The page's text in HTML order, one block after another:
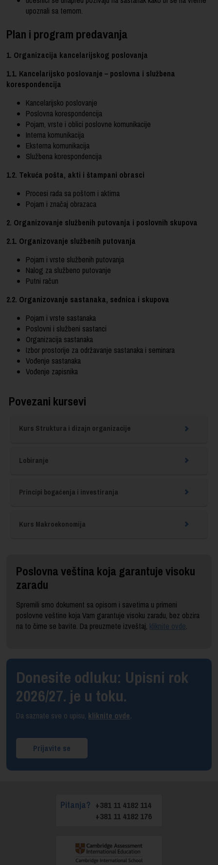
upoznali sa temom.
Plan i program predavanja
1. Organizacija kancelarijskog poslovanja
1.1. Kancelarijsko poslovanje – poslovna i službena
korespondencija
Kancelarijsko poslovanje
Poslovna korespondencija
Pojam, vrste i oblici poslovne komunikacije
Interna komunikacija
Eksterna komunikacija
Službena korespondencija
1.2. Tekuća pošta, akti i štampani obrasci
Procesi rada sa poštom i aktima
Pojam i značaj obrazaca
2. Organizovanje službenih putovanja i poslovnih skupova
2.1. Organizovanje službenih putovanja
Pojam i vrste službenih putovanja
Nalog za službeno putovanje
Putni račun
2.2. Organizovanje sastanaka, sednica i skupova
Pojam i vrste sastanaka
Poslovni i službeni sastanci
Organizacija sastanaka
Izbor prostorije za održavanje sastanaka i seminara
Vođenje sastanaka
Vođenje zapisnika
Povezani kursevi
Kurs Struktura i dizajn organizacije
Lobiranje
Principi bogaćenja i investiranja
Kurs Makroekonomija
Poslovna veština koja garantuje visoku
zaradu
Spremili smo dokument sa opisom i savetima u primeni
poslovne veštine koja Vam garantuje visoku zaradu, bez obzira
na to čime se bavite. Da preuzmete izveštaj, kliknite ovde.
Donesite odluku: Upisni rok
2026/27. je u toku.
Da saznate sve o upisu, kliknite ovde.
Prijavite se
Pitanja? +381 11 4182 114
+381 11 4182 176